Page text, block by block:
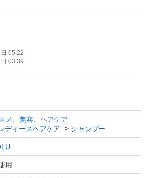
05:22
03:39
メ、美容、ヘアケア
ディースヘアケア
シャンプー
用